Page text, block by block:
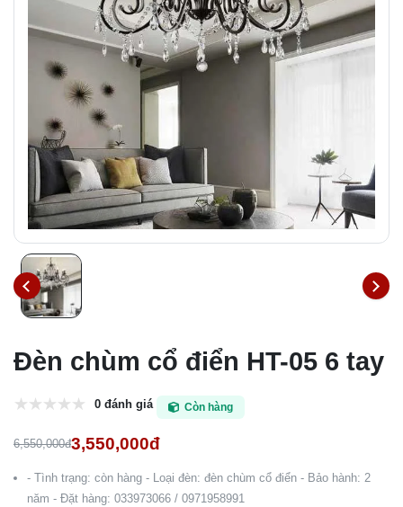
Đèn chùm cổ điển HT-05 6 tay
0 đánh giá Còn hàng
6,550,000đ3,550,000đ
- Tình trạng: còn hàng - Loại đèn: đèn chùm cổ điển - Bảo hành: 2
năm - Đặt hàng: 033973066 / 0971958991